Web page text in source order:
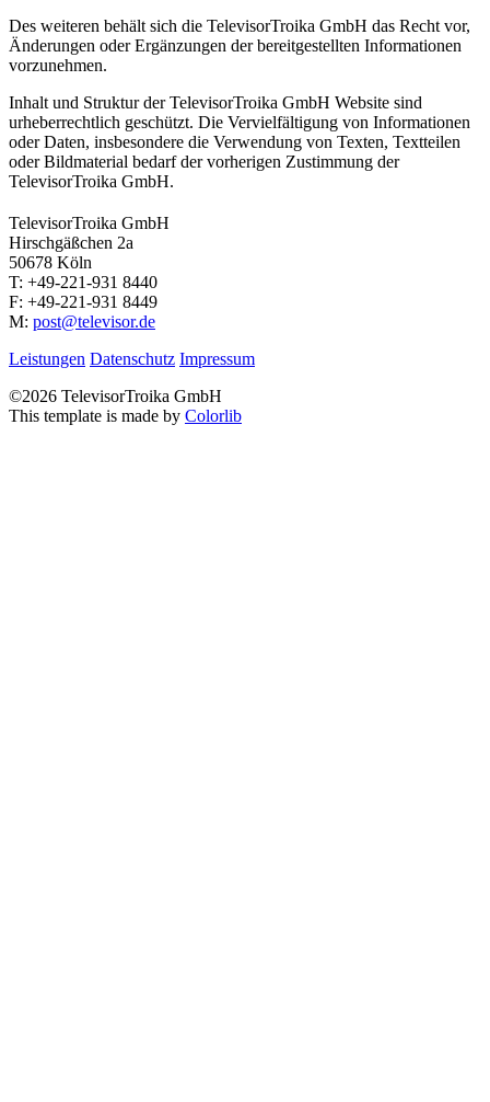
Des weiteren behält sich die TelevisorTroika GmbH das Recht vor,
Änderungen oder Ergänzungen der bereitgestellten Informationen
vorzunehmen.
Inhalt und Struktur der TelevisorTroika GmbH Website sind
urheberrechtlich geschützt. Die Vervielfältigung von Informationen
oder Daten, insbesondere die Verwendung von Texten, Textteilen
oder Bildmaterial bedarf der vorherigen Zustimmung der
TelevisorTroika GmbH.
TelevisorTroika GmbH
Hirschgäßchen 2a
50678 Köln
T: +49-221-931 8440
F: +49-221-931 8449
M: post@televisor.de
Leistungen Datenschutz Impressum
©2026 TelevisorTroika GmbH
This template is made by Colorlib